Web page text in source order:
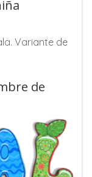
Variante de
de